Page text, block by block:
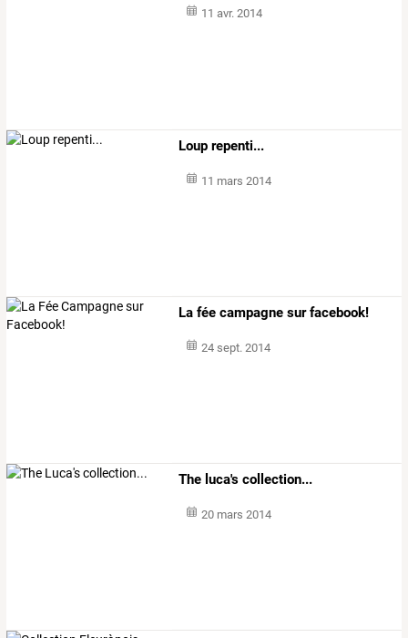
11 avr. 2014
Loup repenti...
11 mars 2014
La fée campagne sur facebook!
24 sept. 2014
The luca's collection...
20 mars 2014